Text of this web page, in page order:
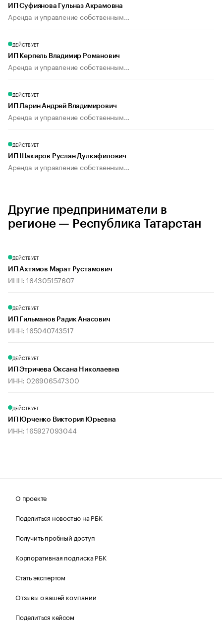
ИП Суфиянова Гульназ Акрамовна
Аренда и управление собственным...
ДЕЙСТВУЕТ
ИП Керпель Владимир Романович
Аренда и управление собственным...
ДЕЙСТВУЕТ
ИП Ларин Андрей Владимирович
Аренда и управление собственным...
ДЕЙСТВУЕТ
ИП Шакиров Руслан Дулкафилович
Аренда и управление собственным...
Другие предприниматели в
регионе — Республика Татарстан
ДЕЙСТВУЕТ
ИП Ахтямов Марат Рустамович
ИНН: 164305157607
ДЕЙСТВУЕТ
ИП Гильманов Радик Анасович
ИНН: 165040743517
ДЕЙСТВУЕТ
ИП Этричева Оксана Николаевна
ИНН: 026906547300
ДЕЙСТВУЕТ
ИП Юрченко Виктория Юрьевна
ИНН: 165927093044
О проекте
Поделиться новостью на РБК
Получить пробный доступ
Корпоративная подписка РБК
Стать экспертом
Отзывы о вашей компании
Поделиться кейсом